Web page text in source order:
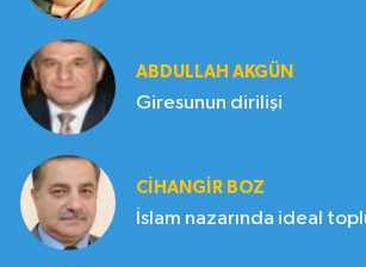
ABDULLAH AKGÜN
Giresunun dirilişi
CIHANGIR BOZ
İslam nazarında ideal